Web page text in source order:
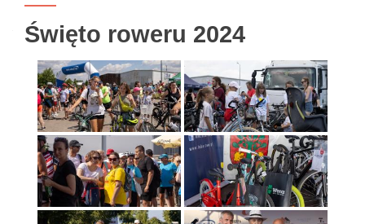
Święto roweru 2024